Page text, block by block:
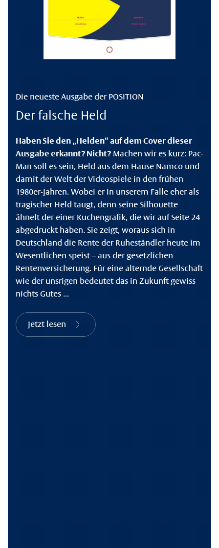
Die neueste Ausgabe der POSITION
Der falsche Held
Haben Sie den „Helden“ auf dem Cover dieser
Ausgabe erkannt? Nicht? Machen wir es kurz: Pac-
Man soll es sein, Held aus dem Hause Namco und
damit der Welt der Videospiele in den frühen
1980er-Jahren. Wobei er in unserem Falle eher als
tragischer Held taugt, denn seine Silhouette
ähnelt der einer Kuchengrafik, die wir auf Seite 24
abgedruckt haben. Sie zeigt, woraus sich in
Deutschland die Rente der Ruheständler heute im
Wesentlichen speist – aus der gesetzlichen
Rentenversicherung. Für eine alternde Gesellschaft
wie der unsrigen bedeutet das in Zukunft gewiss
nichts Gutes ...
Jetzt lesen